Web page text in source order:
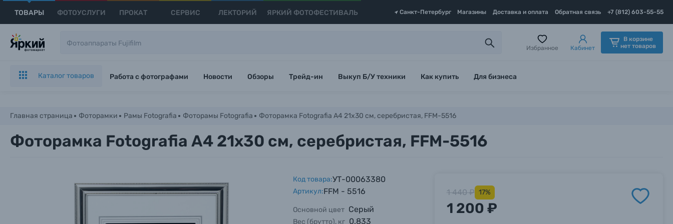
ТОВАРЫ ФОТОУСЛУГИ ПРОКАТ СЕРВИС ЛЕКТОРИЙ ЯРКИЙ ФОТОФЕСТИВАЛЬ Санкт-Петербург Магазины Доставка и оплата Обратная связь +7 (812) 603-55-55
Избранное Кабинет
В корзине
нет товаров
Каталог товаров Работа с фотографами Новости Обзоры Трейд-ин Выкуп Б/У техники Как купить Для бизнеса
Главная страница Фоторамки Рамы Fotografia Фоторамы Fotografia Фоторамка Fotografia А4 21x30 см, серебристая, FFM-5516
Фоторамка Fotografia А4 21x30 см, серебристая, FFM-5516
Код товара:УТ-00063380
Артикул:FFM - 5516
Основной цвет Серый
Вес (брутто), кг 0.833
1 440 ₽ 17%
1 200 ₽